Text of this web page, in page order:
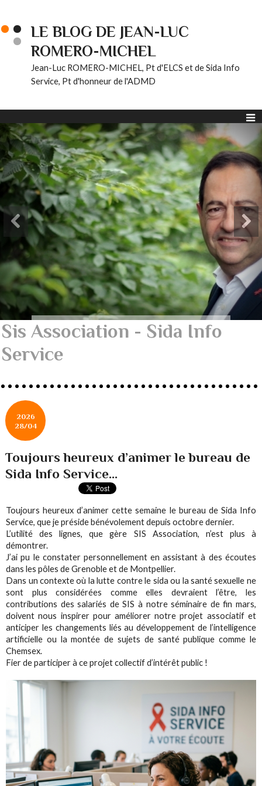
LE BLOG DE JEAN-LUC
ROMERO-MICHEL
Jean-Luc ROMERO-MICHEL, Pt d'ELCS et de Sida Info
Service, Pt d'honneur de l'ADMD
Sis Association - Sida Info
Service
2026
28/04
Toujours heureux d’animer le bureau de
Sida Info Service...
Toujours heureux d’animer cette semaine le bureau de Sida Info
Service, que je préside bénévolement depuis octobre dernier.
L’utilité des lignes, que gère SIS Association, n’est plus à
démontrer.
J’ai pu le constater personnellement en assistant à des écoutes
dans les pôles de Grenoble et de Montpellier.
Dans un contexte où la lutte contre le sida ou la santé sexuelle ne
sont plus considérées comme elles devraient l’être, les
contributions des salariés de SIS à notre séminaire de fin mars,
doivent nous inspirer pour améliorer notre projet associatif et
anticiper les changements liés au développement de l’intelligence
artificielle ou la montée de sujets de santé publique comme le
Chemsex.
Fier de participer à ce projet collectif d’intérêt public !